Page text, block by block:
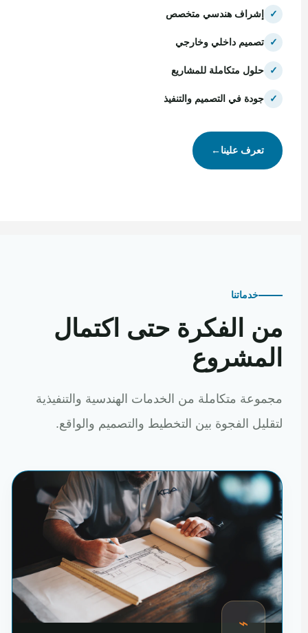
✓ إشراف هندسي متخصص
✓ تصميم داخلي وخارجي
✓ حلول متكاملة للمشاريع
✓ جودة في التصميم والتنفيذ
تعرف علينا←
خدماتنا
من الفكرة حتى اكتمال
المشروع
مجموعة متكاملة من الخدمات الهندسية والتنفيذية
لتقليل الفجوة بين التخطيط والتصميم والواقع.
⌁